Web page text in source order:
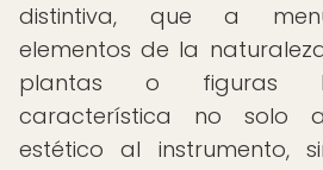
distintiva, que a
elementos de la
plantas o figuras
característica no solo
estético al instrumento,